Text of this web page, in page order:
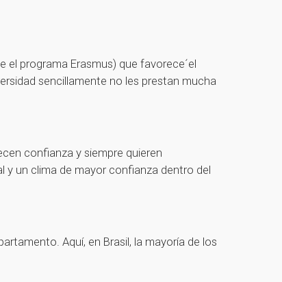
programa Erasmus) que favorece´el
sencillamente no les prestan mucha
confianza y siempre quieren
y un clima de mayor confianza dentro del
Aquí, en Brasil, la mayoría de los